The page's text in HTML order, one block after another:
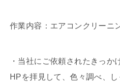
作業内容：エアコンクリーニ
・当社にご依頼されたきっか
HPを拝見して、色々調べ、